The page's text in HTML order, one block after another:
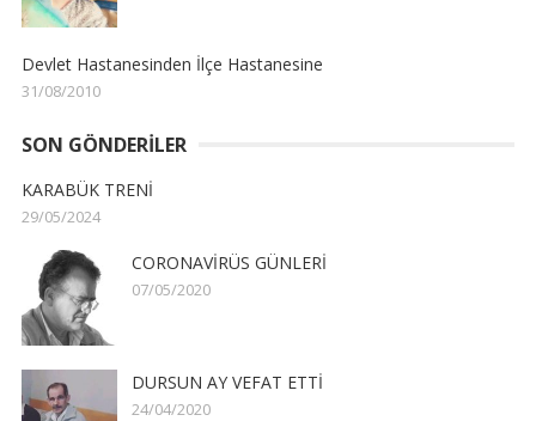
Devlet Hastanesinden İlçe Hastanesine
31/08/2010
SON GÖNDERILER
KARABÜK TRENİ
29/05/2024
CORONAVİRÜS GÜNLERİ
07/05/2020
DURSUN AY VEFAT ETTİ
24/04/2020